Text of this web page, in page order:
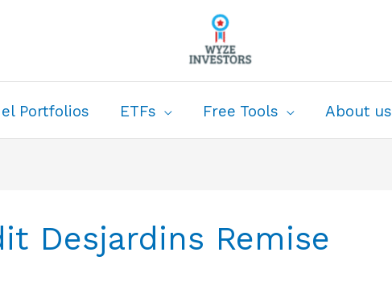
Portfolios ETFs Free Tools About us
Desjardins Remise